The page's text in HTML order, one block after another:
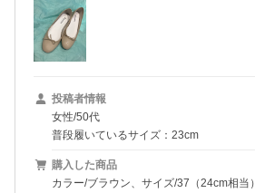
投稿者情報
女性/50代
普段履いているサイズ：23cm
購入した商品
カラー/ブラウン、サイズ/37（24cm相当）